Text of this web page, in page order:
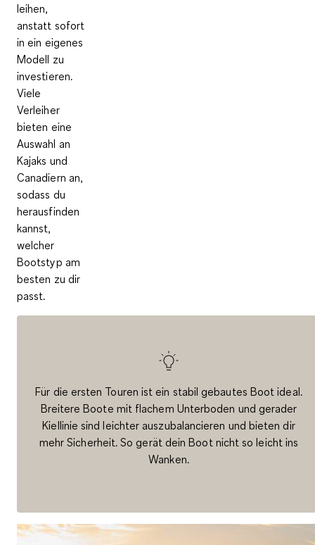
leihen,
anstatt sofort
in ein eigenes
Modell zu
investieren.
Viele
Verleiher
bieten eine
Auswahl an
Kajaks und
Canadiern an,
sodass du
herausfinden
kannst,
welcher
Bootstyp am
besten zu dir
passt.
Für die ersten Touren ist ein stabil gebautes Boot ideal.
Breitere Boote mit flachem Unterboden und gerader
Kiellinie sind leichter auszubalancieren und bieten dir
mehr Sicherheit. So gerät dein Boot nicht so leicht ins
Wanken.